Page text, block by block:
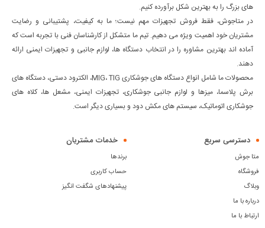
های بزرگ را به بهترین شکل برآورده کنیم.
در متاجوش، فقط فروش تجهیزات مهم نیست؛ ما به کیفیت، پشتیبانی و رضایت
مشتریان خود اهمیت ویژه می دهیم. تیم ما متشکل از کارشناسان فنی با تجربه است که
آماده اند بهترین مشاوره را در انتخاب دستگاه ها، لوازم جانبی و تجهیزات ایمنی ارائه
دهند.
محصولات ما شامل انواع دستگاه های جوشکاری MIG، TIG، الکترود دستی، دستگاه های
برش پلاسما، میزها و لوازم جانبی جوشکاری، تجهیزات ایمنی، مشعل ها، کلاه های
جوشکاری اتوماتیک، سیستم های مکش دود و بسیاری دیگر است.
دسترسی سریع
متا جوش
فروشگاه
وبلاگ
درباره با ما
ارتباط با ما
خدمات مشتریان
برندها
حساب کاربری
پیشنهادهای شگفت انگیز